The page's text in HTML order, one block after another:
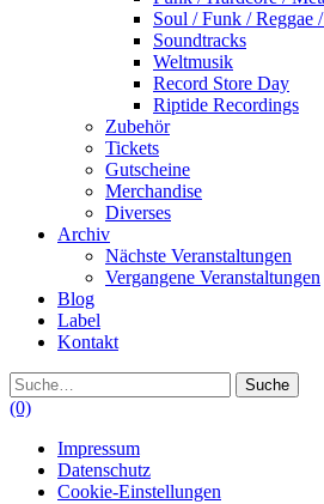
Soul / Funk / Reggae
Soundtracks
Weltmusik
Record Store Day
Riptide Recordings
Zubehör
Tickets
Gutscheine
Merchandise
Diverses
Archiv
Nächste Veranstaltungen
Vergangene Veranstaltungen
Blog
Label
Kontakt
Suche
(0)
Impressum
Datenschutz
Cookie-Einstellungen